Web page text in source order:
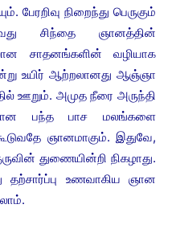
பேரறிவு நிறைந்து பெருகும்
சிந்தை ஞானத்தின்
சாதனங்களின் வழியாக
உயிர் ஆற்றலானது ஆஞ்ஞா
ஊறும். அமுத நீரை அருந்தி
பந்த பாச மலங்களை
ஞானமாகும். இதுவே,
துணையின்றி நிகழாது.
தற்சார்ப்பு உணவாகிய ஞான